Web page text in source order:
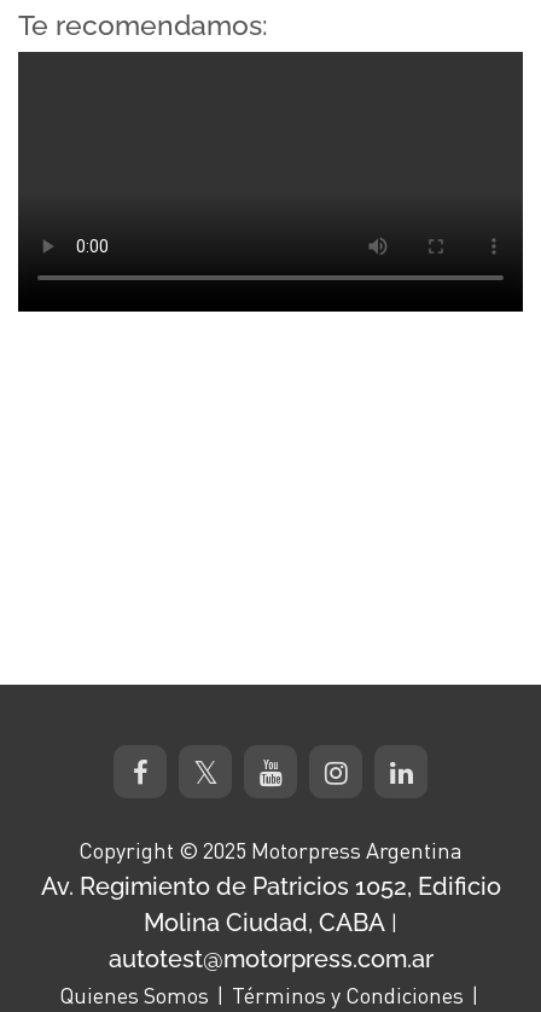
Te recomendamos:
Copyright © 2025 Motorpress Argentina
Av. Regimiento de Patricios 1052, Edificio
Molina Ciudad, CABA |
autotest@motorpress.com.ar
Quienes Somos
Términos y Condiciones